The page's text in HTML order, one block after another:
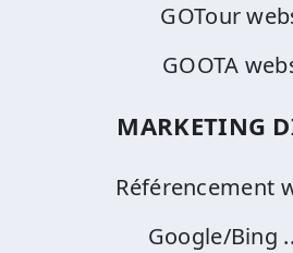
GOTour
GOOTA
MARKETING
Référencement
Google/Bing